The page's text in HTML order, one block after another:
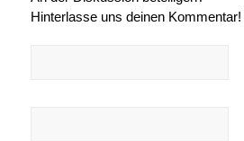
Hinterlasse uns deinen Kommentar!